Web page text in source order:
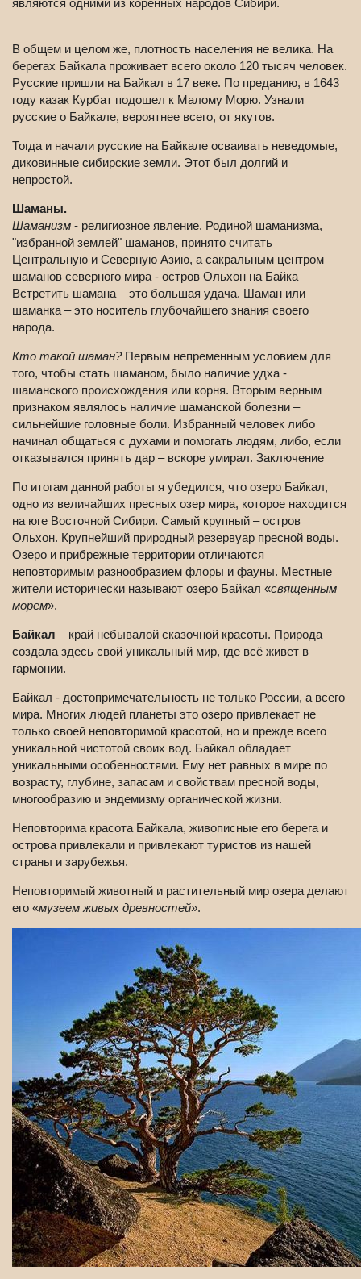
В общем и целом же, плотность населения не велика. На
берегах Байкала проживает всего около 120 тысяч человек.
Русские пришли на Байкал в 17 веке. По преданию, в 1643
году казак Курбат подошел к Малому Морю. Узнали
русские о Байкале, вероятнее всего, от якутов.
Тогда и начали русские на Байкале осваивать неведомые,
диковинные сибирские земли. Этот был долгий и
непростой.
Шаманы.
Шаманизм - религиозное явление. Родиной шаманизма,
"избранной землей" шаманов, принято считать
Центральную и Северную Азию, а сакральным центром
шаманов северного мира - остров Ольхон на Байка
Встретить шамана – это большая удача. Шаман или
шаманка – это носитель глубочайшего знания своего
народа.
Кто такой шаман?Первым непременным условием для
того, чтобы стать шаманом, было наличие удха -
шаманского происхождения или корня. Вторым верным
признаком являлось наличие шаманской болезни –
сильнейшие головные боли. Избранный человек либо
начинал общаться с духами и помогать людям, либо, если
отказывался принять дар – вскоре умирал. Заключение
По итогам данной работы я убедился, что озеро Байкал,
одно из величайших пресных озер мира, которое находится
на юге Восточной Сибири. Самый крупный – остров
Ольхон. Крупнейший природный резервуар пресной воды.
Озеро и прибрежные территории отличаются
неповторимым разнообразием флоры и фауны. Местные
жители исторически называют озеро Байкал «священным
морем».
Байкал – край небывалой сказочной красоты. Природа
создала здесь свой уникальный мир, где всё живет в
гармонии.
Байкал - достопримечательность не только России, а всего
мира. Многих людей планеты это озеро привлекает не
только своей неповторимой красотой, но и прежде всего
уникальной чистотой своих вод. Байкал обладает
уникальными особенностями. Ему нет равных в мире по
возрасту, глубине, запасам и свойствам пресной воды,
многообразию и эндемизму органической жизни.
Неповторима красота Байкала, живописные его берега и
острова привлекали и привлекают туристов из нашей
страны и зарубежья.
Неповторимый животный и растительный мир озера делают
его «музеем живых древностей».